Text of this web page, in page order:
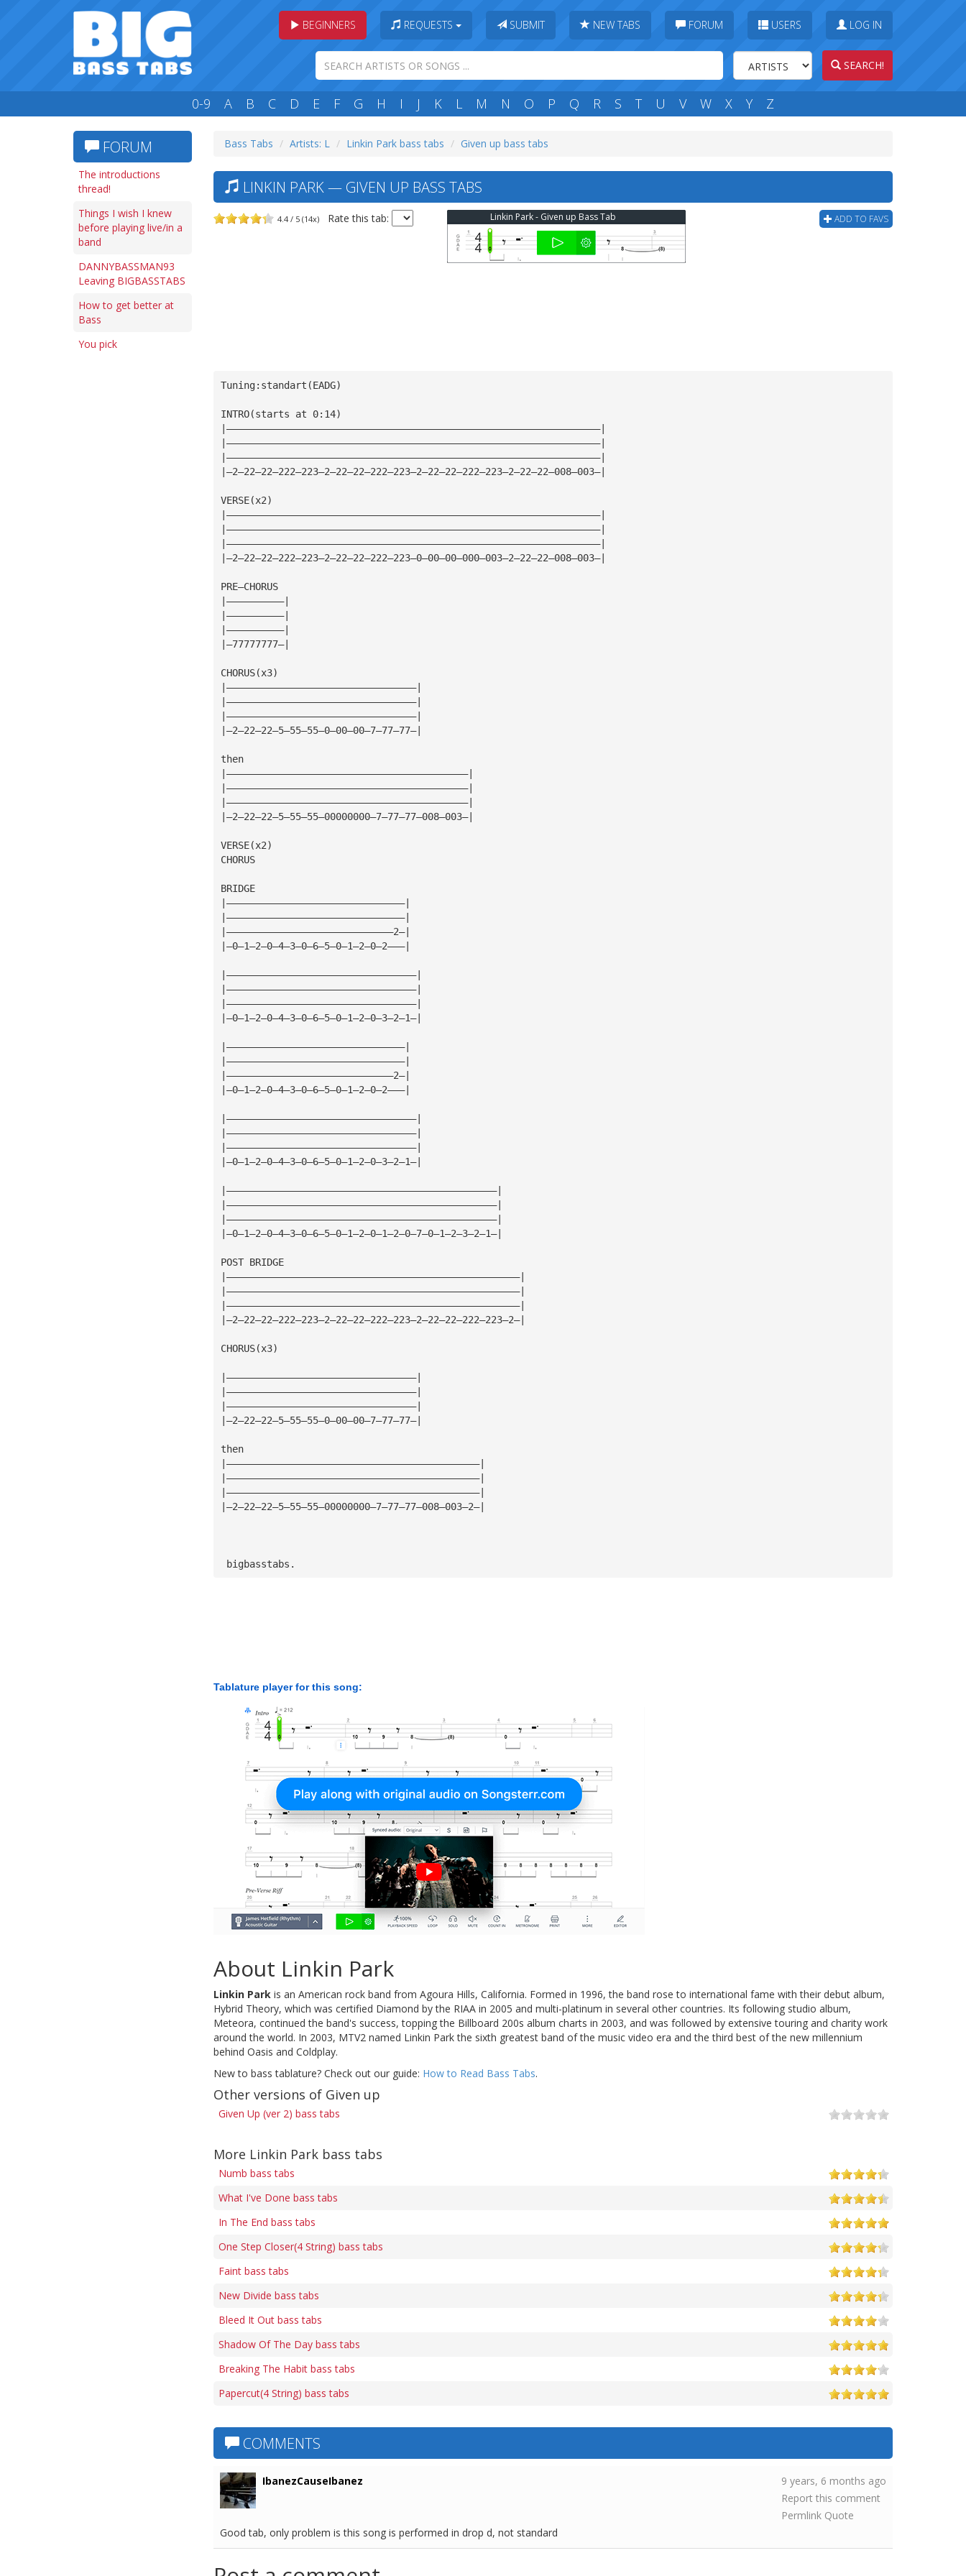
BEGINNERS REQUESTS SUBMIT NEW TABS FORUM USERS LOG IN
SEARCH!
0-9 A B C D E F G H I J K L M N O P Q R S T U V W X Y Z
FORUM
The introductions
thread!
Things I wish I knew
before playing live/in a
band
DANNYBASSMAN93
Leaving BIGBASSTABS
How to get better at
Bass
You pick
Bass Tabs Artists: L Linkin Park bass tabs Given up bass tabs
LINKIN PARK — GIVEN UP BASS TABS
4.4 / 5 (14x) Rate this tab: ADD TO FAVS
Linkin Park - Given up Bass Tab
Tuning:standart(EADG)
INTRO(starts at 0:14)
|—————————————————————————————————————————————————————————————————|
|—————————————————————————————————————————————————————————————————|
|—————————————————————————————————————————————————————————————————|
|—2—22—22—222—223—2—22—22—222—223—2—22—22—222—223—2—22—22—008—003—|
VERSE(x2)
|—————————————————————————————————————————————————————————————————|
|—————————————————————————————————————————————————————————————————|
|—————————————————————————————————————————————————————————————————|
|—2—22—22—222—223—2—22—22—222—223—0—00—00—000—003—2—22—22—008—003—|
PRE—CHORUS
|——————————|
|——————————|
|——————————|
|—77777777—|
CHORUS(x3)
|—————————————————————————————————|
|—————————————————————————————————|
|—————————————————————————————————|
|—2—22—22—5—55—55—0—00—00—7—77—77—|
then
|——————————————————————————————————————————|
|——————————————————————————————————————————|
|——————————————————————————————————————————|
|—2—22—22—5—55—55—00000000—7—77—77—008—003—|
VERSE(x2)
CHORUS
BRIDGE
|———————————————————————————————|
|———————————————————————————————|
|—————————————————————————————2—|
|—0—1—2—0—4—3—0—6—5—0—1—2—0—2———|
|—————————————————————————————————|
|—————————————————————————————————|
|—————————————————————————————————|
|—0—1—2—0—4—3—0—6—5—0—1—2—0—3—2—1—|
|———————————————————————————————|
|———————————————————————————————|
|—————————————————————————————2—|
|—0—1—2—0—4—3—0—6—5—0—1—2—0—2———|
|—————————————————————————————————|
|—————————————————————————————————|
|—————————————————————————————————|
|—0—1—2—0—4—3—0—6—5—0—1—2—0—3—2—1—|
|———————————————————————————————————————————————|
|———————————————————————————————————————————————|
|———————————————————————————————————————————————|
|—0—1—2—0—4—3—0—6—5—0—1—2—0—1—2—0—7—0—1—2—3—2—1—|
POST BRIDGE
|———————————————————————————————————————————————————|
|———————————————————————————————————————————————————|
|———————————————————————————————————————————————————|
|—2—22—22—222—223—2—22—22—222—223—2—22—22—222—223—2—|
CHORUS(x3)
|—————————————————————————————————|
|—————————————————————————————————|
|—————————————————————————————————|
|—2—22—22—5—55—55—0—00—00—7—77—77—|
then
|————————————————————————————————————————————|
|————————————————————————————————————————————|
|————————————————————————————————————————————|
|—2—22—22—5—55—55—00000000—7—77—77—008—003—2—|
bigbasstabs.
Tablature player for this song:
About Linkin Park
Linkin Park is an American rock band from Agoura Hills, California. Formed in 1996, the band rose to international fame with their debut album,
Hybrid Theory, which was certified Diamond by the RIAA in 2005 and multi-platinum in several other countries. Its following studio album,
Meteora, continued the band's success, topping the Billboard 200s album charts in 2003, and was followed by extensive touring and charity work
around the world. In 2003, MTV2 named Linkin Park the sixth greatest band of the music video era and the third best of the new millennium
behind Oasis and Coldplay.
New to bass tablature? Check out our guide: How to Read Bass Tabs.
Other versions of Given up
Given Up (ver 2) bass tabs
More Linkin Park bass tabs
Numb bass tabs
What I've Done bass tabs
In The End bass tabs
One Step Closer(4 String) bass tabs
Faint bass tabs
New Divide bass tabs
Bleed It Out bass tabs
Shadow Of The Day bass tabs
Breaking The Habit bass tabs
Papercut(4 String) bass tabs
COMMENTS
IbanezCauseIbanez
9 years, 6 months ago
Report this comment
Permlink Quote
Good tab, only problem is this song is performed in drop d, not standard